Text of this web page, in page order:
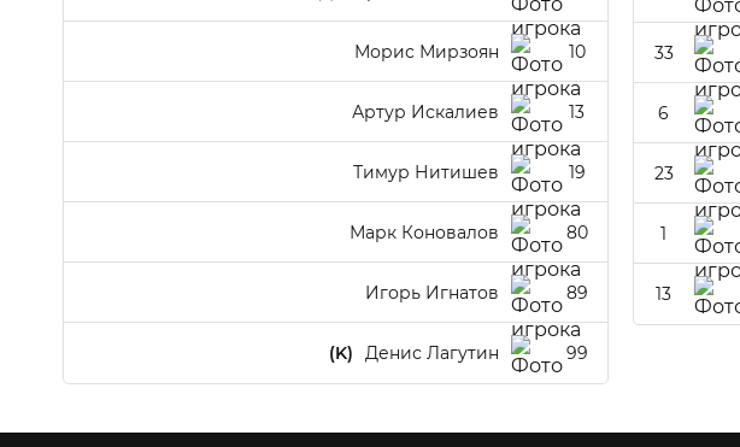
10
Морис Мирзоян
13
Артур Искалиев
19
Тимур Нитишев
80
Марк Коновалов
89
Игорь Игнатов
99
Денис Лагутин
(K)
33
6
23
1
13